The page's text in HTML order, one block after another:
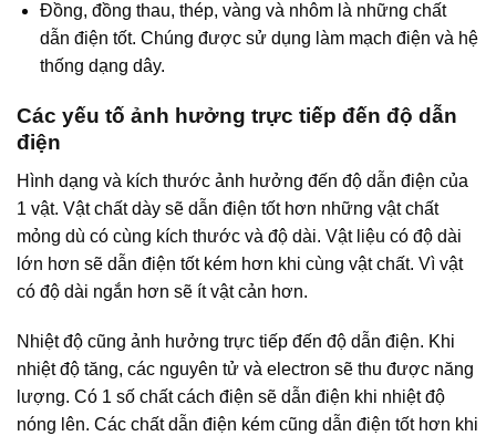
Đồng, đồng thau, thép, vàng và nhôm là những chất
dẫn điện tốt. Chúng được sử dụng làm mạch điện và hệ
thống dạng dây.
Các yếu tố ảnh hưởng trực tiếp đến độ dẫn
điện
Hình dạng và kích thước ảnh hưởng đến độ dẫn điện của
1 vật. Vật chất dày sẽ dẫn điện tốt hơn những vật chất
mỏng dù có cùng kích thước và độ dài. Vật liệu có độ dài
lớn hơn sẽ dẫn điện tốt kém hơn khi cùng vật chất. Vì vật
có độ dài ngắn hơn sẽ ít vật cản hơn.
Nhiệt độ cũng ảnh hưởng trực tiếp đến độ dẫn điện. Khi
nhiệt độ tăng, các nguyên tử và electron sẽ thu được năng
lượng. Có 1 số chất cách điện sẽ dẫn điện khi nhiệt độ
nóng lên. Các chất dẫn điện kém cũng dẫn điện tốt hơn khi